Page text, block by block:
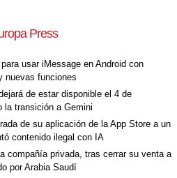
Press
usar iMessage en Android con
nuevas funciones
de estar disponible el 4 de
la transición a Gemini
de su aplicación de la App Store a un
contenido ilegal con IA
compañía privada, tras cerrar su venta a
por Arabia Saudí